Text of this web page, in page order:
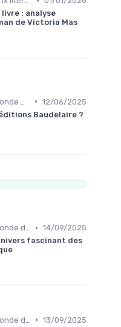
: analyse
de Victoria Mas
• 12/06/2025
Baudelaire ?
Dossiers sur le monde de l'édition • 14/09/2025
fascinant des
• 13/09/2025